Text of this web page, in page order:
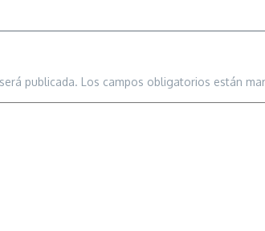
publicada. Los campos obligatorios están